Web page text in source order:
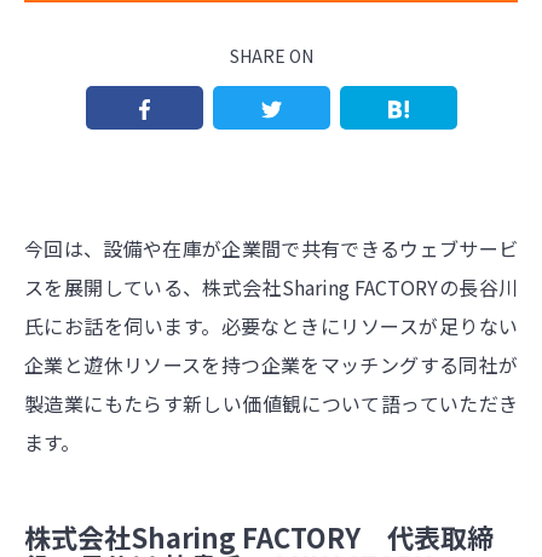
SHARE ON
今回は、設備や在庫が企業間で共有できるウェブサービ
スを展開している、株式会社Sharing FACTORYの長谷川
氏にお話を伺います。必要なときにリソースが足りない
企業と遊休リソースを持つ企業をマッチングする同社が
製造業にもたらす新しい価値観について語っていただき
ます。
株式会社Sharing FACTORY 代表取締